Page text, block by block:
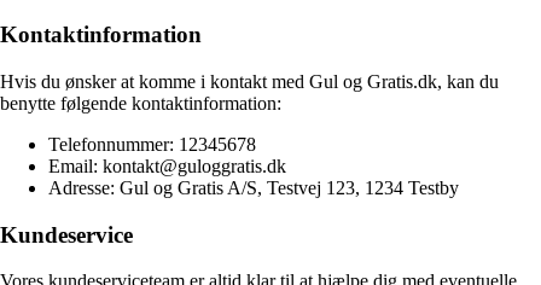
Kontaktinformation
Hvis du ønsker at komme i kontakt med Gul og Gratis.dk, kan du
benytte følgende kontaktinformation:
Telefonnummer: 12345678
Email: kontakt@guloggratis.dk
Adresse: Gul og Gratis A/S, Testvej 123, 1234 Testby
Kundeservice